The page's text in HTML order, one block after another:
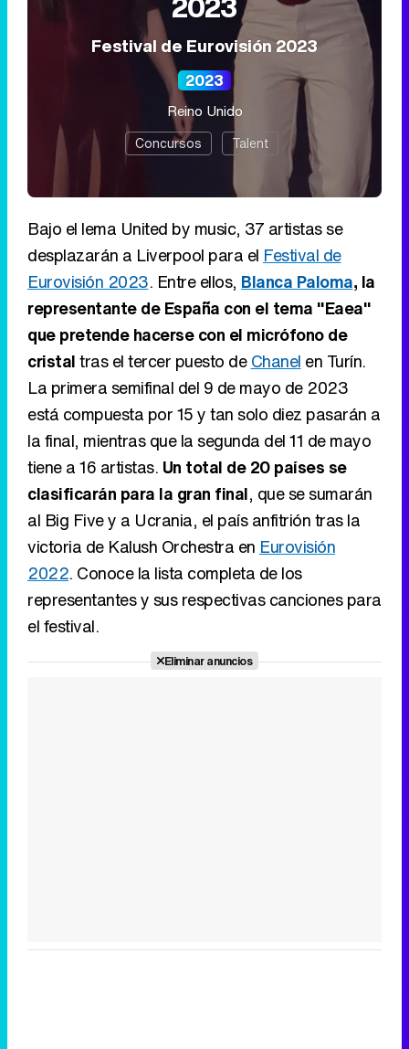
Festival de Eurovisión 2023
2023
Reino Unido
Concursos Talent
Bajo el lema United by music, 37 artistas se
desplazarán a Liverpool para el Festival de
Eurovisión 2023. Entre ellos, Blanca Paloma, la
representante de España con el tema "Eaea"
que pretende hacerse con el micrófono de
cristaltras el tercer puesto deChanel en Turín.
La primera semifinal del 9 de mayo de 2023
está compuesta por 15 y tan solo diez pasarán a
la final, mientras que la segunda del 11 de mayo
tiene a 16 artistas. Un total de 20 países se
clasificarán para la gran final, que se sumarán
al Big Five y a Ucrania, el país anfitrión tras la
victoria de Kalush Orchestra en Eurovisión
2022. Conoce la lista completa de los
representantes y sus respectivas canciones para
el festival.
Eliminar anuncios